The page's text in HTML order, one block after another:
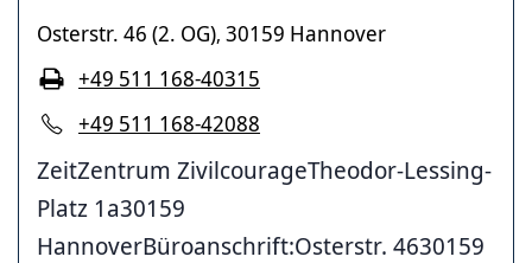
Osterstr. 46 (2. OG), 30159 Hannover
+49 511 168-42088
+49 511 168-40315
ZeitZentrum ZivilcourageTheodor-Lessing-
Platz 1a30159
HannoverBüroanschrift:Osterstr. 4630159